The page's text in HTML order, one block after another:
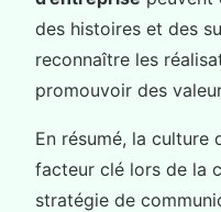
des histoires et des
reconnaître les
promouvoir des
En résumé, la culture
facteur clé lors de la
stratégie de